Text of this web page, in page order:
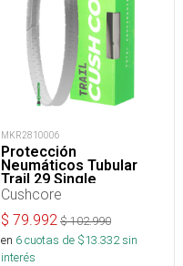
MKR2810006
Protección
Neumáticos Tubular
Trail 29 Single
Cushcore
$ 79.992 $102.990
en 6cuotas de $13.332sin
interés